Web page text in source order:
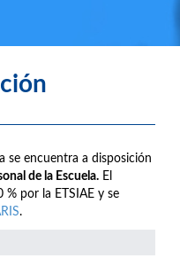
se encuentra a disposición
de la Escuela. El
por la ETSIAE y se
.